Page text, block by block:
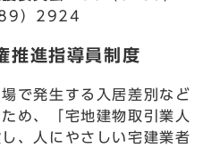
）2924
進指導員制度
で発生する入居差別など
め、「宅地建物取引業人
、人にやさしい宅建業者